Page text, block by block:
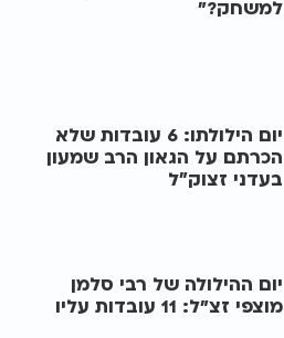
למשחק?"
יום הילולתו: 6 עובדות שלא
הכרתם על הגאון הרב שמעון
בעדני זצוק״ל
יום ההילולה של רבי סלמן
מוצפי זצ"ל: 11 עובדות עליו